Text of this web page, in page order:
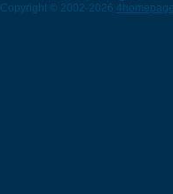
Copyright © 2002-2026